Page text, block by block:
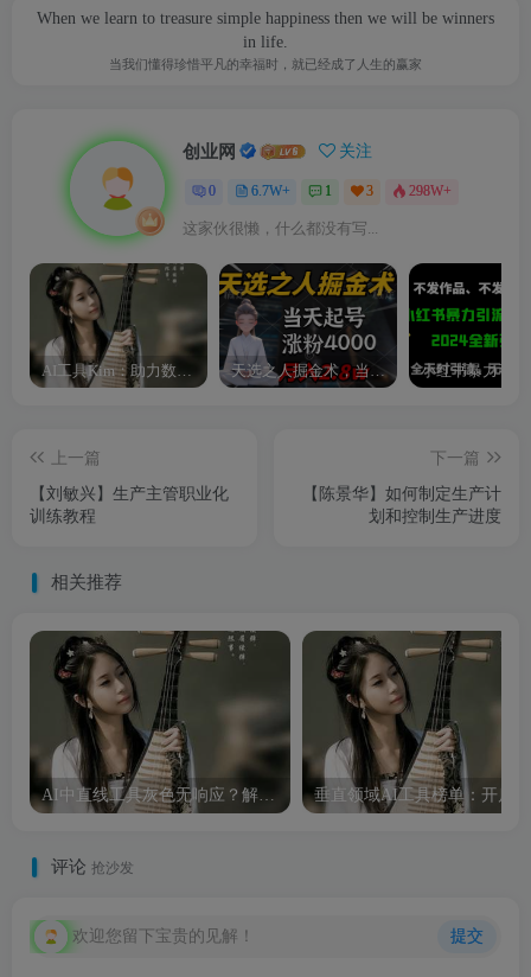
When we learn to treasure simple happiness then we will be winners
in life.
当我们懂得珍惜平凡的幸福时，就已经成了人生的赢家
创业网 关注
0 6.7W+ 1 3 298W+
这家伙很懒，什么都没有写...
AI工具Kim：助力数字化转型的智能助手 天选之人掘金术，当天起号，7条作品涨粉4000+，单月变现2.8w天选之人掘…
上一篇
【刘敏兴】生产主管职业化
训练教程
下一篇
【陈景华】如何制定生产计
划和控制生产进度
相关推荐
AI中直线工具灰色无响应？解决方法全解析！
评论 抢沙发
欢迎您留下宝贵的见解！ 提交